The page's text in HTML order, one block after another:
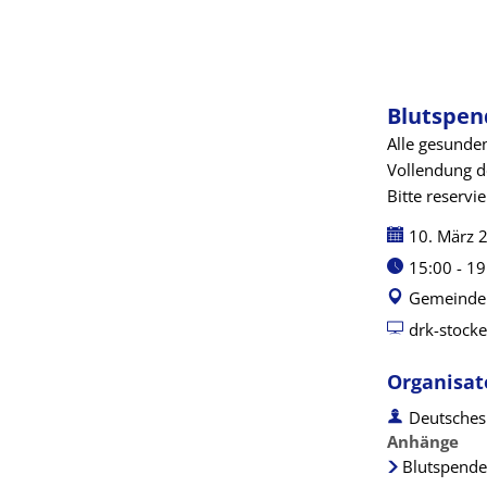
Alle
Vollendung
Bitte
Datum:
10. März
Uhrzeit:
15:00 -
drk-
Anhänge